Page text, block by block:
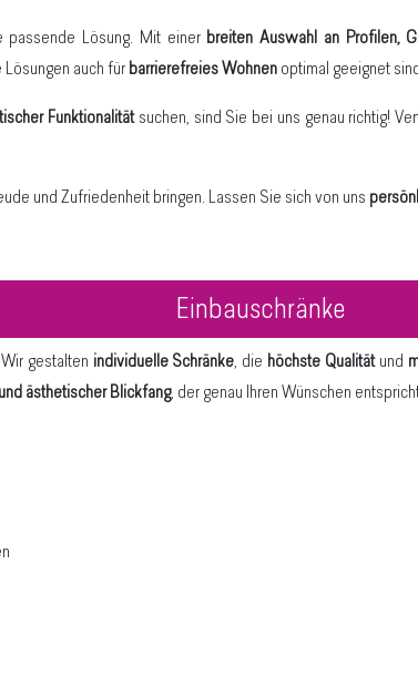
passende Lösung. Mit einer breiten Auswahl an Profilen,
auch für barrierefreies Wohnenoptimal geeignet
Funktionalität suchen, sind Sie bei uns genau richtig!
und Zufriedenheit bringen. Lassen Sie sich von uns
Einbauschränke
gestalten individuelle Schränke, die höchste Qualitätund
ästhetischer Blickfang, der genau Ihren Wünschen